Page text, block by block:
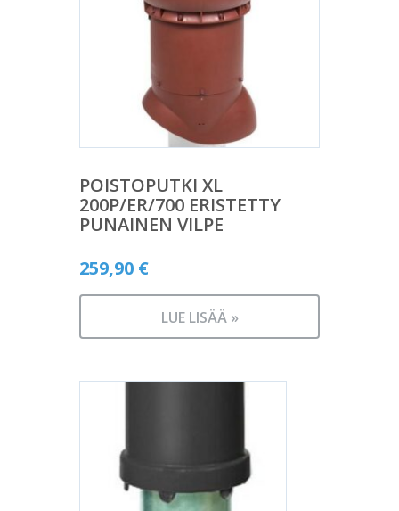
POISTOPUTKI XL
200P/ER/700 ERISTETTY
PUNAINEN VILPE
259,90 €
LUE LISÄÄ »